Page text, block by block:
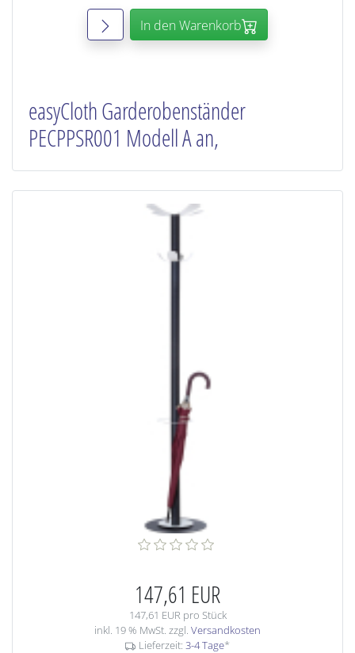
In den Warenkorb
easyCloth Garderobenständer
PECPPSR001 Modell A an,
147,61 EUR
147,61 EUR pro Stück
inkl. 19 % MwSt. zzgl. Versandkosten
Lieferzeit: 3-4 Tage*